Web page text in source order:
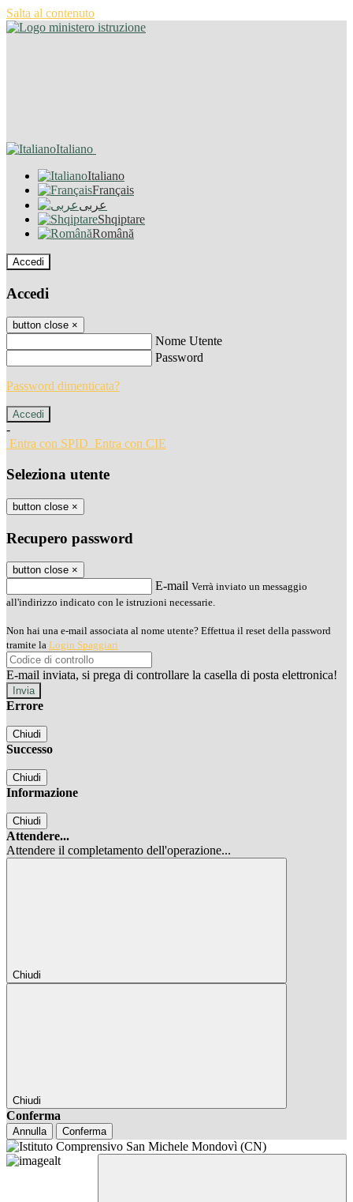
Salta al contenuto
Italiano
Italiano
Français
عربى
Shqiptare
Română
Accedi
Accedi
button close ×
Nome Utente
Password
Password dimenticata?
-
Entra con SPID Entra con CIE
Seleziona utente
button close ×
Recupero password
button close ×
E-mail Verrà inviato un messaggio
all'indirizzo indicato con le istruzioni necessarie.
Non hai una e-mail associata al nome utente? Effettua il reset della password
tramite la Login Spaggiari
E-mail inviata, si prega di controllare la casella di posta elettronica!
Errore
Chiudi
Successo
Chiudi
Informazione
Chiudi
Attendere...
Attendere il completamento dell'operazione...
Chiudi
Chiudi
Conferma
Annulla Conferma